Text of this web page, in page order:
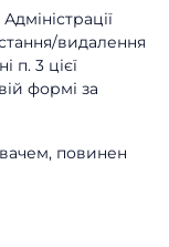
видалення
п. 3 цієї
формі за
повинен